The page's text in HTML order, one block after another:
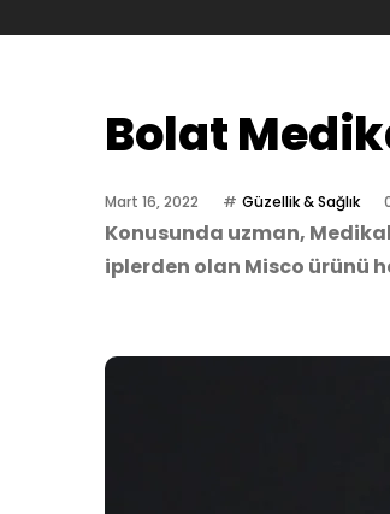
Bolat
Mart 16, 2022 Güzellik & Sağlık
Konusunda uzman,
iplerden olan Misco ürünü